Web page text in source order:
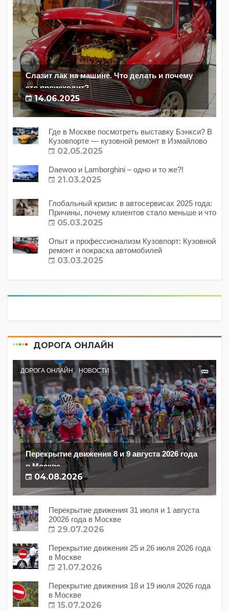
Слазит лак на машине. Что делать и почему
это происходит?
14.06.2025
Где в Москве посмотреть выставку Бэнкси? В
Кузовпорте — кузовной ремонт в Измайлово
02.05.2025
Daewoo и Lamborghini – одно и то же?!
21.03.2025
Глобальный кризис в автосервисах 2025 года:
Причины, почему клиентов стало меньше и что
с этим делать?
05.03.2025
Опыт и профессионализм Кузовпорт: Кузовной
ремонт и покраска автомобилей
03.03.2025
ДОРОГА ОНЛАЙН
ДОРОГА ОНЛАЙН НОВОСТИ
Перекрытие движения 8 и 9 августа 2026 года
в Москве
04.08.2026
Перекрытие движения 31 июля и 1 августа
20026 года в Москве
29.07.2026
Перекрытие движения 25 и 26 июля 2026 года
в Москве
21.07.2026
Перекрытие движения 18 и 19 июля 2026 года
в Москве
15.07.2026